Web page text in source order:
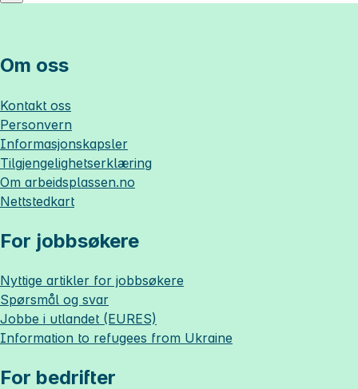
Om oss
Kontakt oss
Personvern
Informasjonskapsler
Tilgjengelighetserklæring
Om arbeidsplassen.no
Nettstedkart
For jobbsøkere
Nyttige artikler for jobbsøkere
Spørsmål og svar
Jobbe i utlandet (EURES)
Information to refugees from Ukraine
For bedrifter